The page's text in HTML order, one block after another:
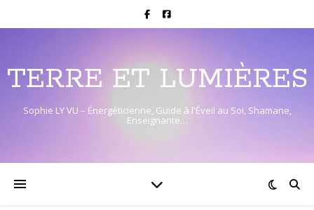
TERRE ET LUMIÈRES
Sophie LY VU – Énergéticienne, Guide à l'Éveil au Soi, Shamane,
Enseignante…